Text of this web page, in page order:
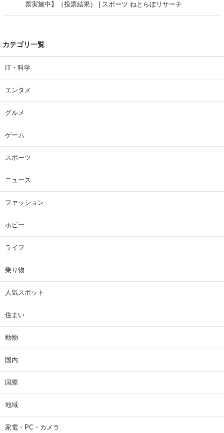
票実施中】（投票結果） | スポーツ ねとらぼリサーチ
カテゴリ一覧
IT・科学
エンタメ
グルメ
ゲーム
スポーツ
ニュース
ファッション
ホビー
ライフ
乗り物
人気スポット
住まい
動物
国内
国際
地域
家電・PC・カメラ